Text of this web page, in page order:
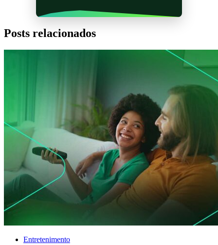
Posts relacionados
Entretenimento